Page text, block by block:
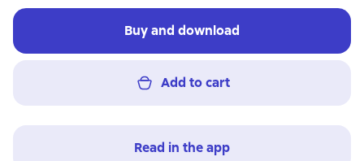
Buy and download
Add to cart
Read in the app